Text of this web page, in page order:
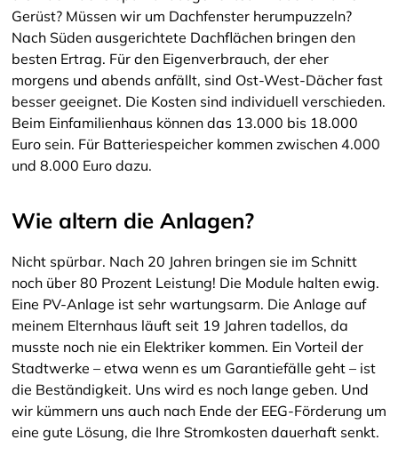
Gerüst? Müssen wir um Dachfenster herumpuzzeln?
Nach Süden ausgerichtete Dachflächen bringen den
besten Ertrag. Für den Eigenverbrauch, der eher
morgens und abends anfällt, sind Ost-West-Dächer fast
besser geeignet. Die Kosten sind individuell verschieden.
Beim Einfamilienhaus können das 13.000 bis 18.000
Euro sein. Für Batteriespeicher kommen zwischen 4.000
und 8.000 Euro dazu.
Wie altern die Anlagen?
Nicht spürbar. Nach 20 Jahren bringen sie im Schnitt
noch über 80 Prozent Leistung! Die Module halten ewig.
Eine PV-Anlage ist sehr wartungsarm. Die Anlage auf
meinem Elternhaus läuft seit 19 Jahren tadellos, da
musste noch nie ein Elektriker kommen. Ein Vorteil der
Stadtwerke – etwa wenn es um Garantiefälle geht – ist
die Beständigkeit. Uns wird es noch lange geben. Und
wir kümmern uns auch nach Ende der EEG-Förderung um
eine gute Lösung, die Ihre Stromkosten dauerhaft senkt.